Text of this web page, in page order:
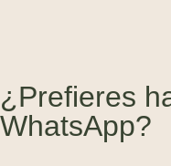
¿Prefieres
WhatsApp?